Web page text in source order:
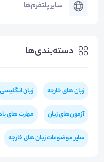
سایر پلتفرم‌ها
دسته‌بندی‌ها
زبان های خارجه زبان انگلیسی
آزمون‌های زبان مهارت های
سایر موضوعات زبان های خارجه